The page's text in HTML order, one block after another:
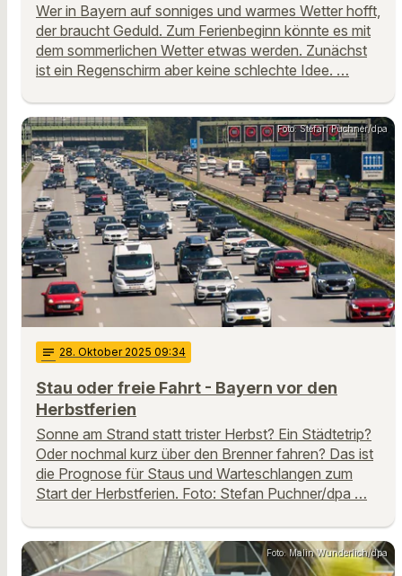
Wer in Bayern auf sonniges und warmes Wetter hofft,
der braucht Geduld. Zum Ferienbeginn könnte es mit
dem sommerlichen Wetter etwas werden. Zunächst
ist ein Regenschirm aber keine schlechte Idee. …
Foto: Stefan Puchner/dpa
notes 28. Oktober 2025 09:34
Stau oder freie Fahrt - Bayern vor den
Herbstferien
Sonne am Strand statt trister Herbst? Ein Städtetrip?
Oder nochmal kurz über den Brenner fahren? Das ist
die Prognose für Staus und Warteschlangen zum
Start der Herbstferien. Foto: Stefan Puchner/dpa …
Foto: Malin Wunderlich/dpa